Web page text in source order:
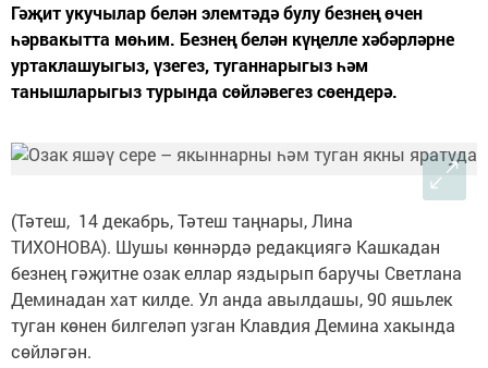
Гәҗит укучылар белән элемтәдә булу безнең өчен
һәрвакытта мөһим. Безнең белән күңелле хәбәрләрне
уртаклашуыгыз, үзегез, туганнарыгыз һәм
танышларыгыз турында сөйләвегез сөендерә.
(Тәтеш, 14 декабрь, Тәтеш таңнары, Лина
ТИХОНОВА). Шушы көннәрдә редакциягә Кашкадан
безнең гәҗитне озак еллар яздырып баручы Светлана
Деминадан хат килде. Ул анда авылдашы, 90 яшьлек
туган көнен билгеләп узган Клавдия Демина хакында
сөйләгән.